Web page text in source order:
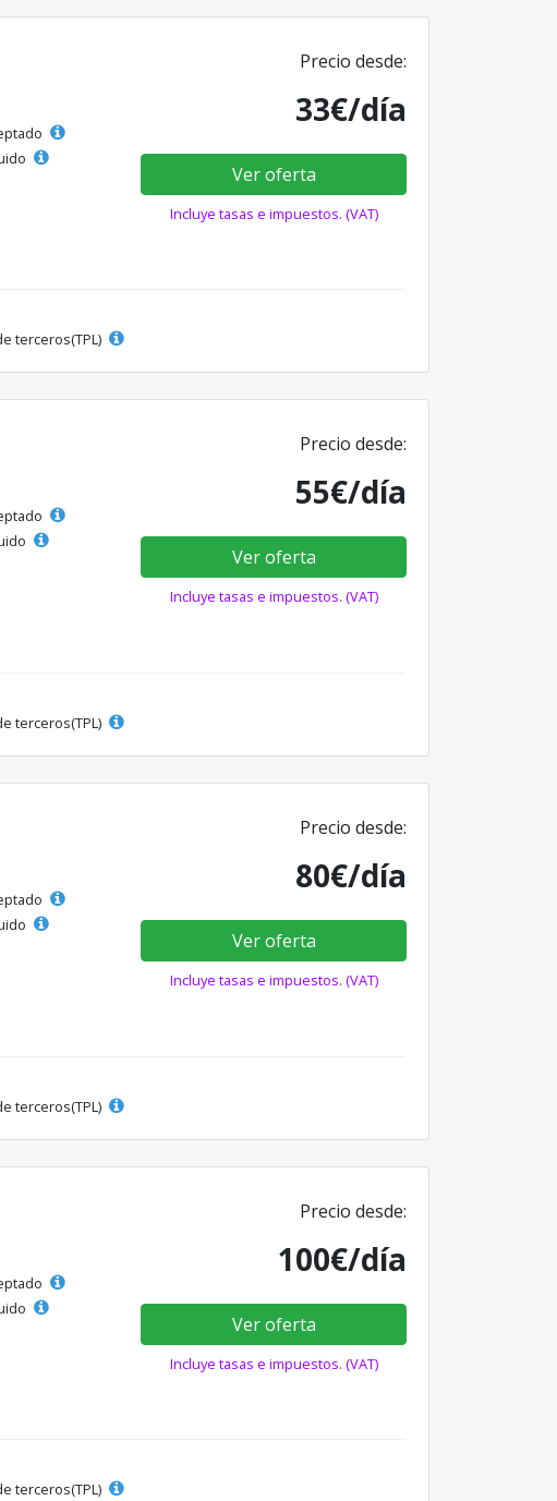
Precio desde:
33€/día
Ver oferta
Incluye tasas e impuestos. (VAT)
terceros(TPL)
Precio desde:
55€/día
Ver oferta
Incluye tasas e impuestos. (VAT)
terceros(TPL)
Precio desde:
80€/día
Ver oferta
Incluye tasas e impuestos. (VAT)
terceros(TPL)
Precio desde:
100€/día
Ver oferta
Incluye tasas e impuestos. (VAT)
terceros(TPL)